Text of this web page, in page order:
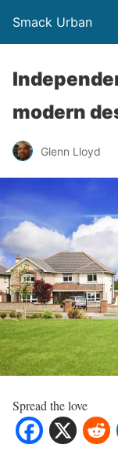
Smack Urban
modern
Glenn Lloyd
Spread the love